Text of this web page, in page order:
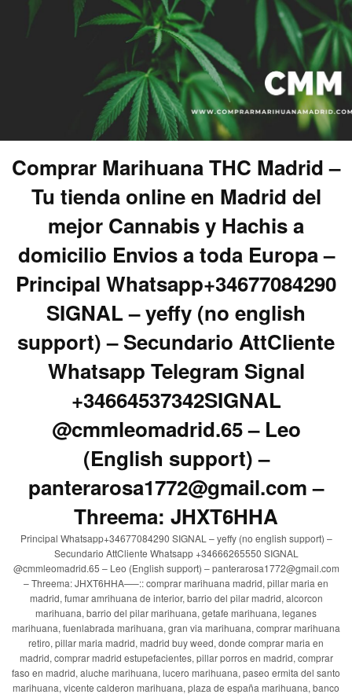
Comprar Marihuana THC Madrid –
Tu tienda online en Madrid del
mejor Cannabis y Hachis a
domicilio Envios a toda Europa –
Principal Whatsapp+34677084290
SIGNAL – yeffy (no english
support) – Secundario AttCliente
Whatsapp Telegram Signal
+34664537342SIGNAL
@cmmleomadrid.65 – Leo
(English support) –
panterarosa1772@gmail.com –
Threema: JHXT6HHA
Principal Whatsapp+34677084290 SIGNAL – yeffy (no english support) –
Secundario AttCliente Whatsapp +34666265550 SIGNAL
@cmmleomadrid.65 – Leo (English support) – panterarosa1772@gmail.com
– Threema: JHXT6HHA—–:: comprar marihuana madrid, pillar maria en
madrid, fumar amrihuana de interior, barrio del pilar madrid, alcorcon
marihuana, barrio del pilar marihuana, getafe marihuana, leganes
marihuana, fuenlabrada marihuana, gran via marihuana, comprar marihuana
retiro, pillar maria madrid, madrid buy weed, donde comprar maria en
madrid, comprar madrid estupefacientes, pillar porros en madrid, comprar
faso en madrid, aluche marihuana, lucero marihuana, paseo ermita del santo
marihuana, vicente calderon marihuana, plaza de españa marihuana, banco